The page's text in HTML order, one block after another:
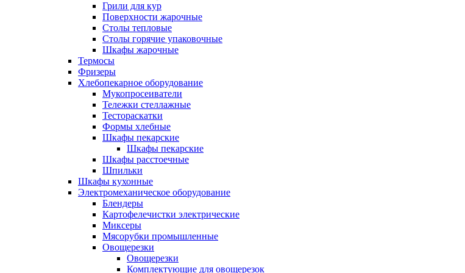
Грили для кур
Поверхности жарочные
Столы тепловые
Столы горячие упаковочные
Шкафы жарочные
Термосы
Фризеры
Хлебопекарное оборудование
Мукопросеиватели
Тележки стеллажные
Тестораскатки
Формы хлебные
Шкафы пекарские
Шкафы пекарские
Шкафы расстоечные
Шпильки
Шкафы кухонные
Электромеханическое оборудование
Блендеры
Картофелечистки электрические
Миксеры
Мясорубки промышленные
Овощерезки
Овощерезки
Комплектующие для овощерезок